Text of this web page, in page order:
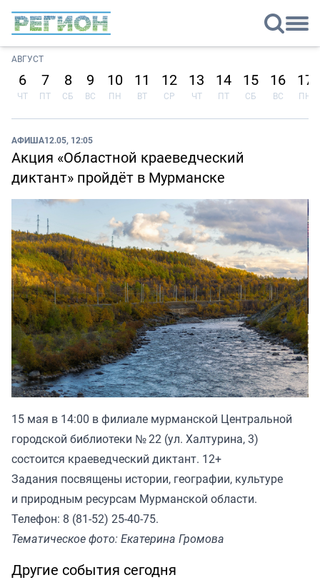
АВГУСТ
6
ЧТ
7
ПТ
8
СБ
9
ВС
10
ПН
11
ВТ
12
СР
13
ЧТ
14
ПТ
15
СБ
16
ВС
17
ПН
АФИША12.05, 12:05
Акция «Областной краеведческий
диктант» пройдёт в Мурманске
15 мая в 14:00 в филиале мурманской Центральной
городской библиотеки № 22 (ул. Халтурина, 3)
состоится краеведческий диктант. 12+
Задания посвящены истории, географии, культуре
и природным ресурсам Мурманской области.
Телефон: 8 (81-52) 25-40-75.
Тематическое фото: Екатерина Громова
Другие события сегодня